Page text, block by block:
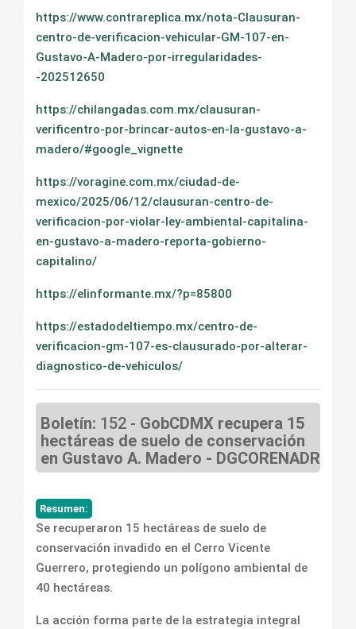
https://www.contrareplica.mx/nota-Clausuran-
centro-de-verificacion-vehicular-GM-107-en-
Gustavo-A-Madero-por-irregularidades-
-202512650
https://chilangadas.com.mx/clausuran-
verificentro-por-brincar-autos-en-la-gustavo-a-
madero/#google_vignette
https://voragine.com.mx/ciudad-de-
mexico/2025/06/12/clausuran-centro-de-
verificacion-por-violar-ley-ambiental-capitalina-
en-gustavo-a-madero-reporta-gobierno-
capitalino/
https://elinformante.mx/?p=85800
https://estadodeltiempo.mx/centro-de-
verificacion-gm-107-es-clausurado-por-alterar-
diagnostico-de-vehiculos/
Boletín: 152 - GobCDMX recupera 15
hectáreas de suelo de conservación
en Gustavo A. Madero - DGCORENADR
Resumen:
Se recuperaron 15 hectáreas de suelo de
conservación invadido en el Cerro Vicente
Guerrero, protegiendo un polígono ambiental de
40 hectáreas.
La acción forma parte de la estrategia integral